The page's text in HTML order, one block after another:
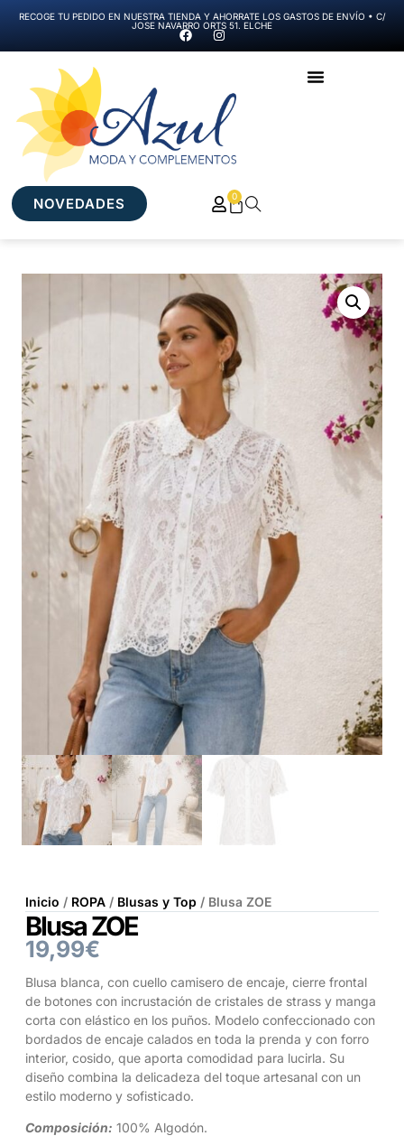
RECOGE TU PEDIDO EN NUESTRA TIENDA Y AHORRATE LOS GASTOS DE ENVÍO • C/
JOSE NAVARRO ORTS 51. ELCHE
NOVEDADES 0
Inicio / ROPA / Blusas y Top / Blusa ZOE
Blusa ZOE
19,99€
Blusa blanca, con cuello camisero de encaje, cierre frontal
de botones con incrustación de cristales de strass y manga
corta con elástico en los puños. Modelo confeccionado con
bordados de encaje calados en toda la prenda y con forro
interior, cosido, que aporta comodidad para lucirla. Su
diseño combina la delicadeza del toque artesanal con un
estilo moderno y sofisticado.
Composición: 100% Algodón.